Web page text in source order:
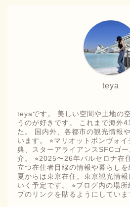
teya
teyaです。 美しい空間や土地の
うのが好きです。 これまで海外
た。 国内外、各都市の観光情報
います。 ⭐︎マリオットボンヴォ
典、スターアライアンスSFCゴ
介。 ⭐︎2025〜26年バルセロナ在
立つ在住者目線の情報や暮らし
夏からは東京在住。東京観光情
いく予定です。 ⭐︎ブログ内の場
プのリンクを貼るようにしていま